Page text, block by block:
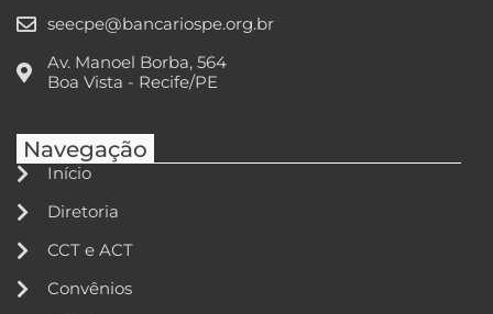
seecpe@bancariospe.org.br
Av. Manoel Borba, 564
Boa Vista - Recife/PE
Navegação
Início
Diretoria
CCT e ACT
Convênios